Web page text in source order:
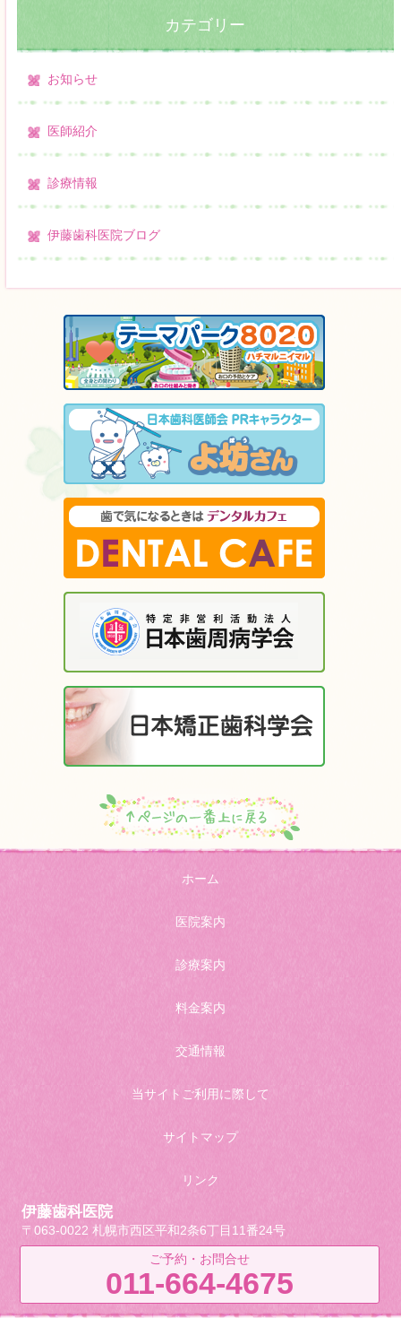
カテゴリー
お知らせ
医師紹介
診療情報
伊藤歯科医院ブログ
ホーム
医院案内
診療案内
料金案内
交通情報
当サイトご利用に際して
サイトマップ
リンク
伊藤歯科医院
〒063-0022 札幌市西区平和2条6丁目11番24号
ご予約・お問合せ
011-664-4675